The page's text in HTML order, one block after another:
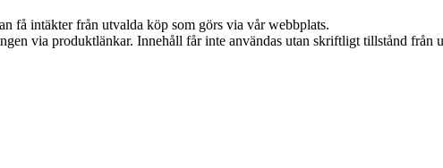
få intäkter från utvalda köp som görs via vår webbplats.
via produktlänkar. Innehåll får inte användas utan skriftligt tillstånd från